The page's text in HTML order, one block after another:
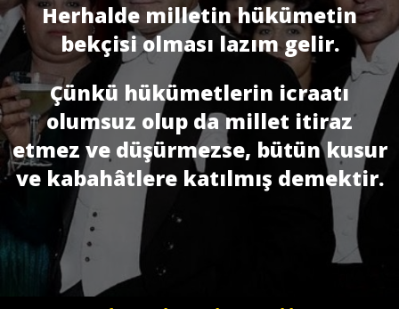
Herhalde milletin hükümetin
bekçisi olması lazım gelir.
Çünkü hükümetlerin icraatı
olumsuz olup da millet itiraz
etmez ve düşürmezse, bütün kusur
ve kabahâtlere katılmış demektir.